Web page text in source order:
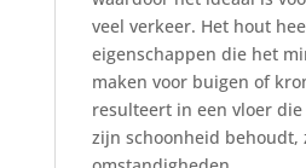
veel verkeer. Het hout
eigenschappen die het
maken voor buigen of
resulteert in een vloer
zijn schoonheid behoudt,